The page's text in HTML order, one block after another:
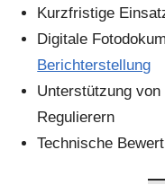
Kurzfristige
Digitale
Berichterstellung
Unterstützung von
Regulierern
Technische